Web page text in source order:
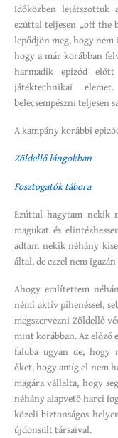
Időközben lejátszottuk
ezúttal teljesen „off the
lepődjön meg, hogy nem
hogy a már korábban
harmadik epizód
játéktechnikai
belecsempészni teljesen
A kampány korábbi
Zöldellő lángokban
Fosztogatók tábora
Ezúttal hagytam nekik
magukat és
adtam nekik néhány
által, de ezzel nem
Ahogy említettem
némi aktív pihenéssel,
megszervezni Zöldellő
mint korábban. Az
faluba ugyan de, hogy
őket, hogy amíg el nem
magára vállalta, hogy
néhány alapvető harci
közeli biztonságos
újdonsült társaival.